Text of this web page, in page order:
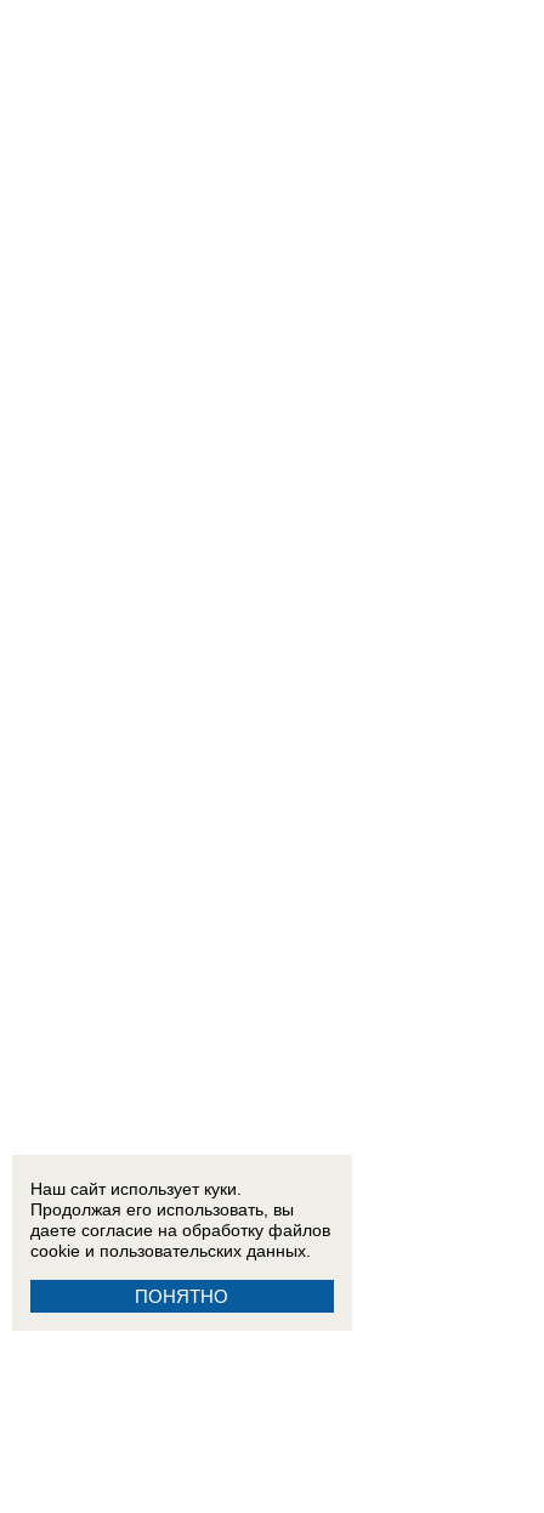
Наш сайт использует куки.
Продолжая его использовать, вы
даете согласие на обработку файлов
cookie и пользовательских данных.
ПОНЯТНО